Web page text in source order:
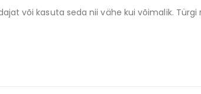
või kasuta seda nii vähe kui võimalik. Türgi